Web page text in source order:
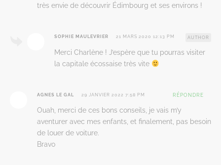
très envie de découvrir Édimbourg et ses environs !
SOPHIE MAULEVRIER 21 MARS 2020 12:13 PM AUTHOR
Merci Charlène ! J’espère que tu pourras visiter
la capitale écossaise très vite
AGNES LE GAL 29 JANVIER 2022 7:58 PM RÉPONDRE
Ouah, merci de ces bons conseils, je vais m’y
aventurer avec mes enfants, et finalement, pas besoin
de louer de voiture.
Bravo